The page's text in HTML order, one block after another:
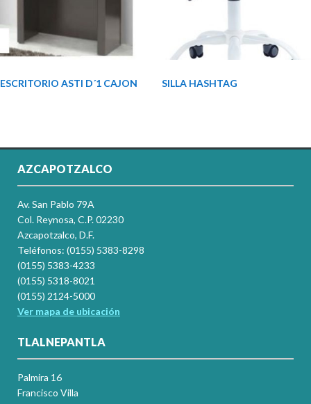
ESCRITORIO ASTI D´1 CAJON SILLA HASHTAG
AZCAPOTZALCO
Av. San Pablo 79A
Col. Reynosa, C.P. 02230
Azcapotzalco, D.F.
Teléfonos: (0155) 5383-8298
(0155) 5383-4233
(0155) 5318-8021
(0155) 2124-5000
Ver mapa de ubicación
TLALNEPANTLA
Palmira 16
Francisco Villa